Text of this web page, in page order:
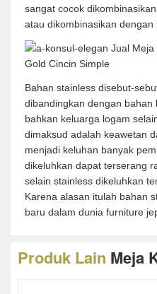
sangat cocok
atau dikombinasikan dengan
Bahan stainless disebut-
dibandingkan dengan bahan
bahkan keluarga logam
dimaksud adalah keawetan
menjadi keluhan banyak
dikeluhkan dapat terserang
selain stainless dikeluhkan
Karena alasan itulah bahan
baru dalam dunia furniture
Produk Lain Meja